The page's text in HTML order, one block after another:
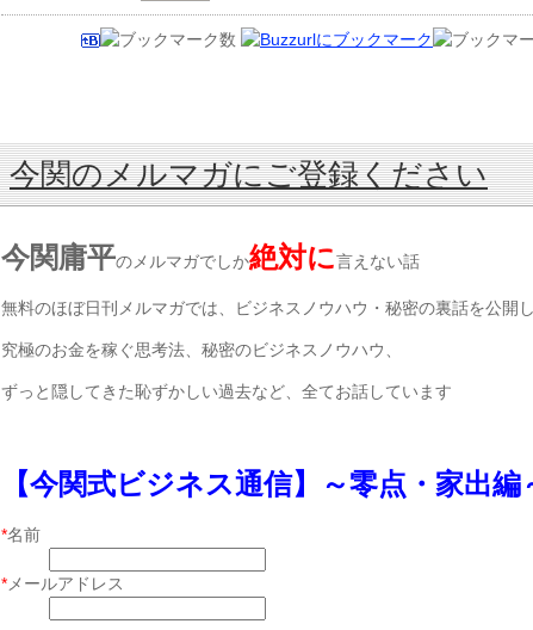
今関のメルマガにご登録ください
今関庸平のメルマガでしか絶対に言えない話
無料のほぼ日刊メルマガでは、ビジネスノウハウ・秘密の裏話を公開
究極のお金を稼ぐ思考法、秘密のビジネスノウハウ、
ずっと隠してきた恥ずかしい過去など、全てお話しています
【今関式ビジネス通信】～零点・家出編
*名前
* メールアドレス